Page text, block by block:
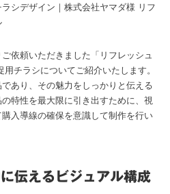
シデザイン｜株式会社ヤマダ様 リフ
依頼いただきました「リフレッシュ
チラシについてご紹介いたします。
あり、その魅力をしっかりと伝える
特性を最大限に引き出すために、視
入導線の確保を意識して制作を行い
伝えるビジュアル構成